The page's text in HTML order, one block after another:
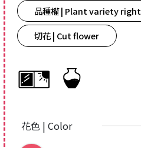
品種權 | Plant variety right
切花 | Cut flower
花色 | Color